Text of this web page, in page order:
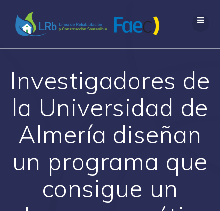
al
contenido
Investigadores de
la Universidad de
Almería diseñan
un programa que
consigue un